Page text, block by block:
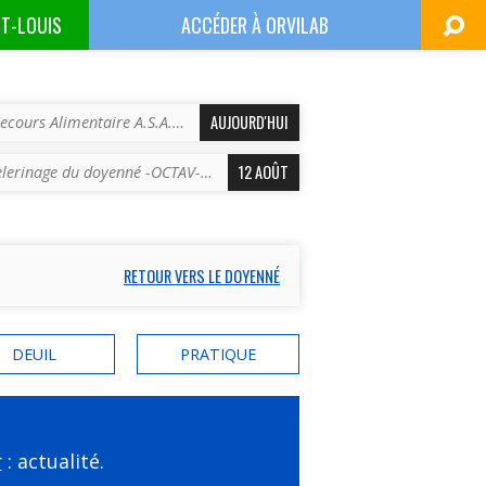
LOUIS ACCÉDER ÀORVILAB
Alimentaire A.S.A.… AUJOURD'HUI
du doyenné -OCTAV-… 12 AOÛT
RETOUR VERS LE DOYENNÉ
DEUIL PRATIQUE
: actualité.